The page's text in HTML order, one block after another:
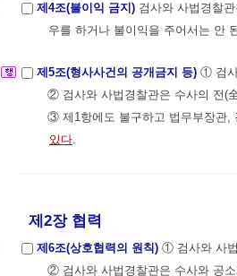
제4조(불이익 금지) 검사와 사법경찰
우를 하거나 불이익을 주어서는 안
제5조(형사사건의 공개금지 등) ① 검사
② 검사와 사법경찰관은 수사의 전(
③ 제1항에도 불구하고 법무부장관,
있다.
제2장 협력
제6조(상호협력의 원칙) ① 검사와 사
② 검사와 사법경찰관은 수사와 공